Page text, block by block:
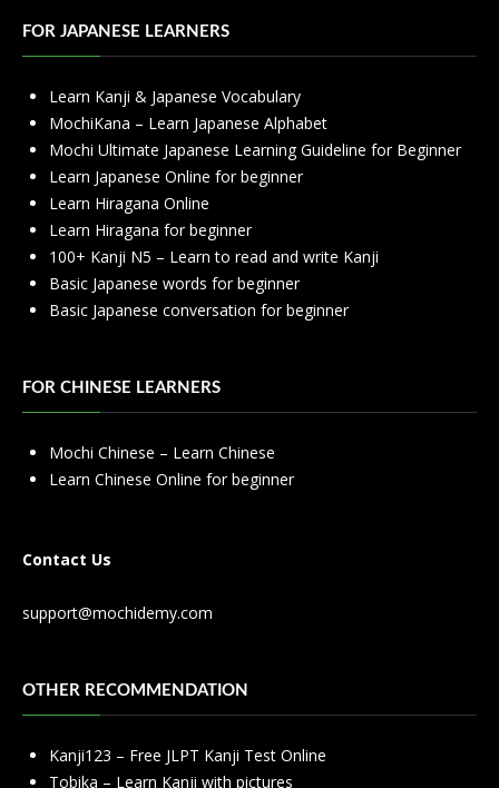
FOR JAPANESE LEARNERS
Learn Kanji & Japanese Vocabulary
MochiKana – Learn Japanese Alphabet
Mochi Ultimate Japanese Learning Guideline for Beginner
Learn Japanese Online for beginner
Learn Hiragana Online
Learn Hiragana for beginner
100+ Kanji N5 – Learn to read and write Kanji
Basic Japanese words for beginner
Basic Japanese conversation for beginner
FOR CHINESE LEARNERS
Mochi Chinese – Learn Chinese
Learn Chinese Online for beginner
Contact Us
support@mochidemy.com
OTHER RECOMMENDATION
Kanji123 – Free JLPT Kanji Test Online
Tobika – Learn Kanji with pictures